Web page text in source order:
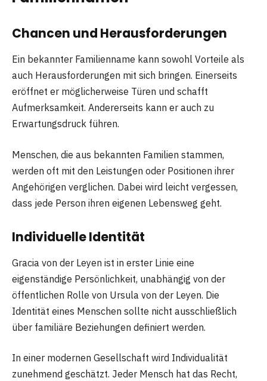
Chancen und Herausforderungen
Ein bekannter Familienname kann sowohl Vorteile als
auch Herausforderungen mit sich bringen. Einerseits
eröffnet er möglicherweise Türen und schafft
Aufmerksamkeit. Andererseits kann er auch zu
Erwartungsdruck führen.
Menschen, die aus bekannten Familien stammen,
werden oft mit den Leistungen oder Positionen ihrer
Angehörigen verglichen. Dabei wird leicht vergessen,
dass jede Person ihren eigenen Lebensweg geht.
Individuelle Identität
Gracia von der Leyen ist in erster Linie eine
eigenständige Persönlichkeit, unabhängig von der
öffentlichen Rolle von Ursula von der Leyen. Die
Identität eines Menschen sollte nicht ausschließlich
über familiäre Beziehungen definiert werden.
In einer modernen Gesellschaft wird Individualität
zunehmend geschätzt. Jeder Mensch hat das Recht,